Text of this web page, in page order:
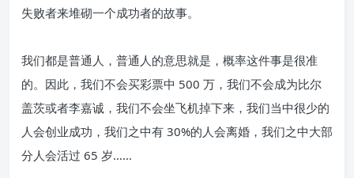
失败者来堆砌一个成功者的故事。
我们都是普通人，普通人的意思就是，概率这件事是很准
的。因此，我们不会买彩票中 500 万，我们不会成为比尔
盖茨或者李嘉诚，我们不会坐飞机掉下来，我们当中很少的
人会创业成功，我们之中有 30%的人会离婚，我们之中大部
分人会活过 65 岁……